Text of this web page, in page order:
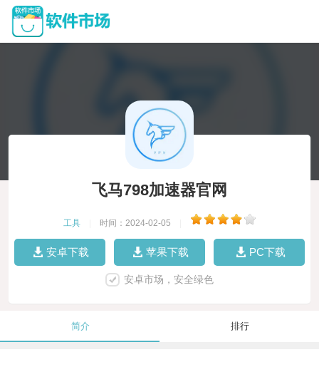
飞马798加速器官网
工具 时间：2024-02-05
安卓下载 苹果下载 PC下载
安卓市场，安全绿色
简介 排行